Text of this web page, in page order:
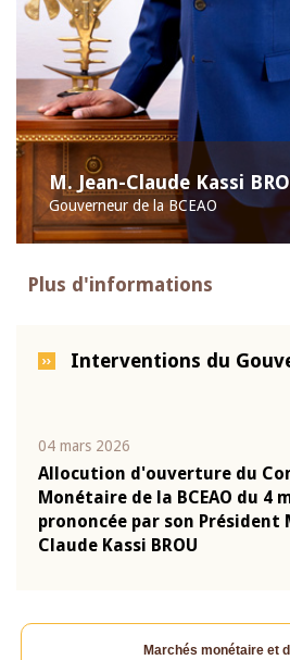
M. Jean-Claude Kassi
Gouverneur de la BCEAO
Plus d'informations
Interventions du
04 mars 2026
Allocution d'ouverture du
Monétaire de la BCEAO du 4
prononcée par son Président
Claude Kassi BROU
Marchés monétaire et